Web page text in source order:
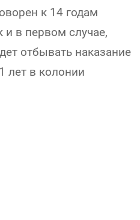
к 14 годам
в первом случае,
отбывать наказание
лет в колонии